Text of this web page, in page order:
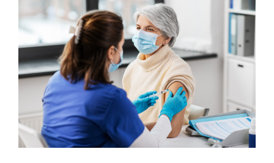
Institucional
Documentos FACME
Fundación FACME
Sociedades Federadas
Larger
Image